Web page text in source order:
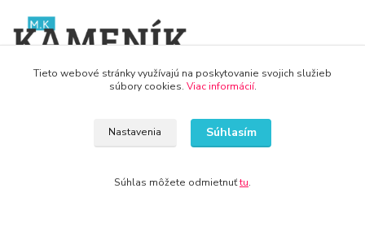
WWW.DETSKY-HRDINA.SK
+421 940 949 000
Tieto webové stránky využívajú na poskytovanie svojich služieb
súbory cookies. Viac informácií.
Nastavenia Súhlasím
Súhlas môžete odmietnuťtu.